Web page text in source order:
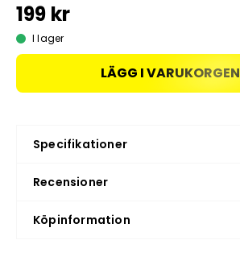
199 kr
I lager
LÄGG I VARUKORGEN
Specifikationer
Recensioner
Köpinformation